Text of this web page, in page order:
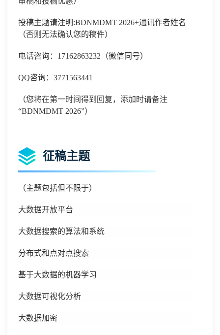
投稿主题请注明:BDNMDMT 2026+通讯作者姓名
（否则无法确认您的稿件）
电话咨询： 17162863232 （微信同号）
QQ咨询：3771563441
（您将在第一时间得到回复，添加时请备注
“BDNMDMT 2026”）
征稿主题
（主题包括但不限于）
大数据开放平台
大数据搜索的算法和系统
分布式和点对点搜索
基于大数据的机器学习
大数据可视化分析
大数据加密